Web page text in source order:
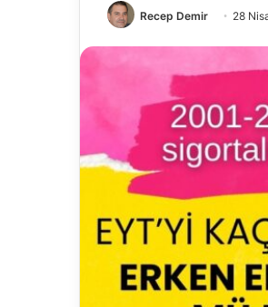
Recep Demir 28